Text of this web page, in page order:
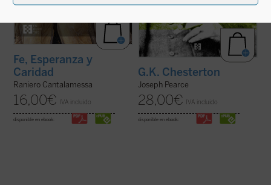
Fe, Esperanza y
Caridad
Raniero Cantalamessa
16,00€ IVA incluido
disponible en ebook:
G.K. Chesterton
Joseph Pearce
28,00€ IVA incluido
disponible en ebook: